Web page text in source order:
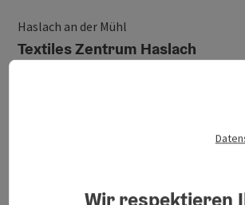
Haslach an der Mühl
Textiles Zentrum Haslach
Leinenweberei Vonwiller im Geschäft,
Betrieb einstellte. Das textile Erbe des
den Jahren nach der Schließung
Wir respektieren